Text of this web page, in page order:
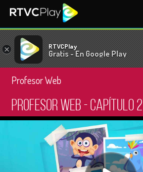
× RTVCPlay
Gratis - En Google Play
Profesor Web
Profesor Web - Capítulo